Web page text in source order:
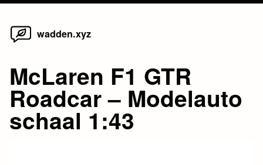
Skip
wadden.xyz
McLaren F1 GTR
Roadcar – Modelauto
schaal 1:43